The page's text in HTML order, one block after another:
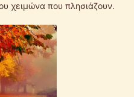
χειμώνα που πλησιάζουν.